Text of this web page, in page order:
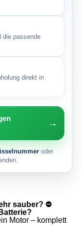
die passende
direkt in
→
oder
sauber? ⛔
Motor – komplett